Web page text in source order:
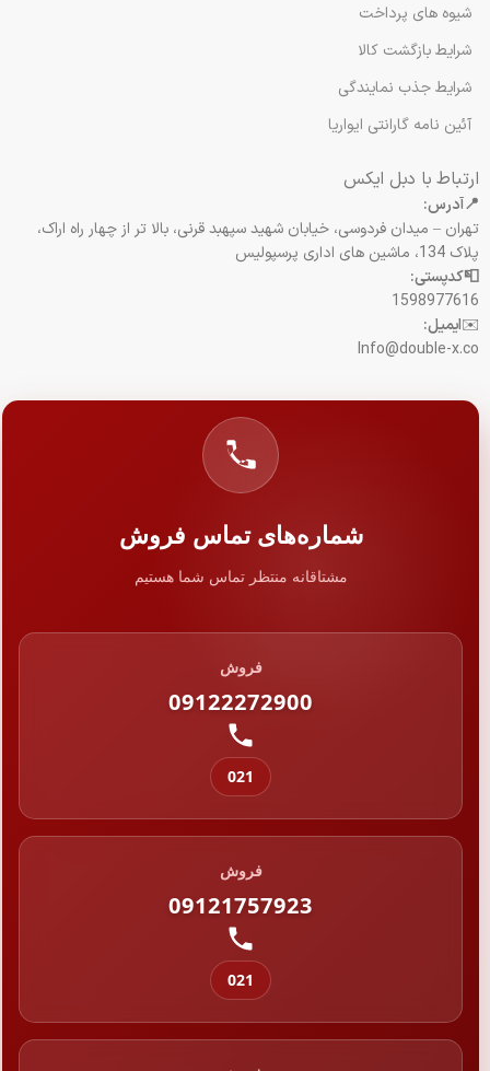
شیوه های پرداخت
شرایط بازگشت کالا
شرایط جذب نمایندگی
آئین نامه گارانتی ایواریا
ارتباط با دبل ایکس
📍آدرس:
تهران – میدان فردوسی، خیابان شهید سپهبد قرنی، بالا تر از چهار راه اراک،
پلاک 134، ماشین های اداری پرسپولیس
📮کدپستی:
1598977616
✉️ایمیل:
Info@double-x.co
شماره‌های تماس فروش
مشتاقانه منتظر تماس شما هستیم
فروش
09122272900
021
فروش
09121757923
021